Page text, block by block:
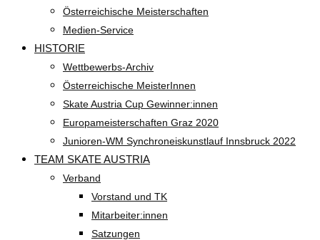
Österreichische Meisterschaften
Medien-Service
HISTORIE
Wettbewerbs-Archiv
Österreichische MeisterInnen
Skate Austria Cup Gewinner:innen
Europameisterschaften Graz 2020
Junioren-WM Synchroneiskunstlauf Innsbruck 2022
TEAM SKATE AUSTRIA
Verband
Vorstand und TK
Mitarbeiter:innen
Satzungen